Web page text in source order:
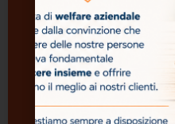
newsletter.
Ho letto e
accetto la
Privacy
Policy